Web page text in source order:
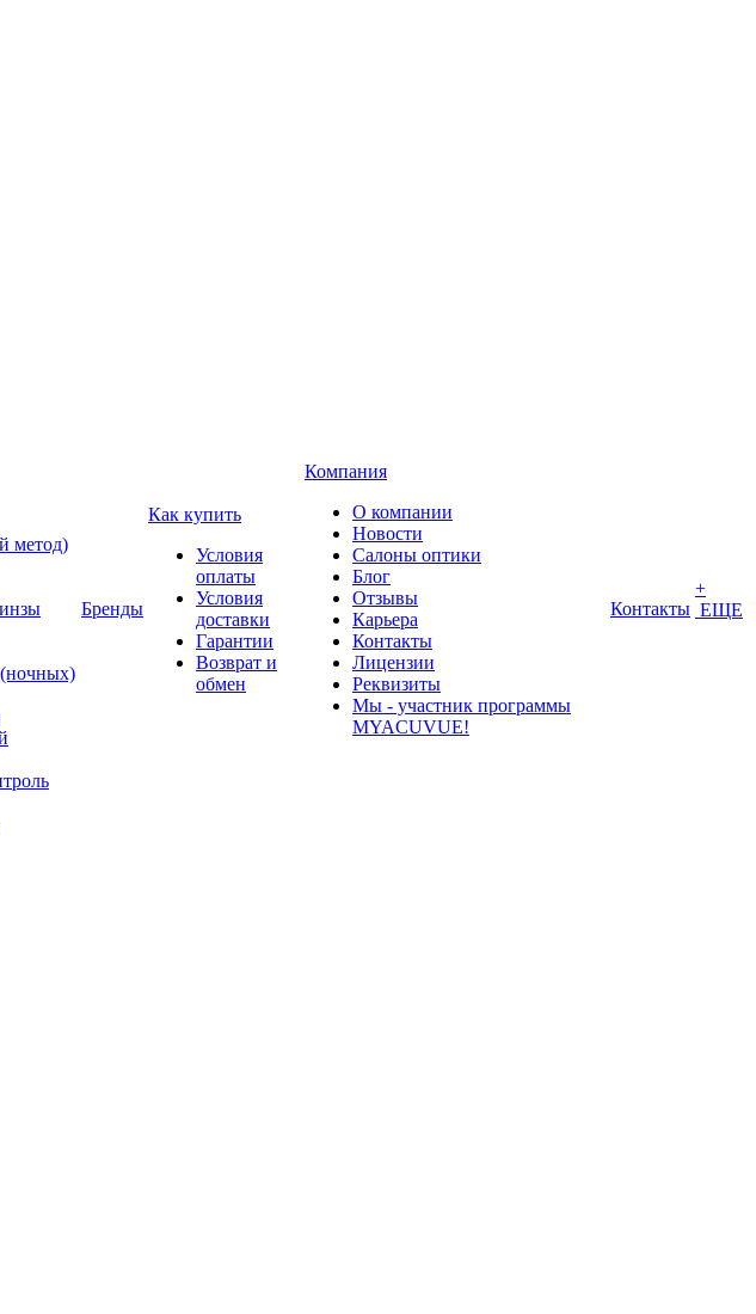
метод)
(ночных)
Бренды
Как купить
Условия
оплаты
Условия
доставки
Гарантии
Возврат и
обмен
Компания
О компании
Новости
Салоны оптики
Блог
Отзывы
Карьера
Контакты
Лицензии
Реквизиты
Мы - участник программы
MYACUVUE!
Контакты
+
ЕЩЕ